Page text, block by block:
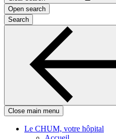
Open search
Search
Close main menu
Le CHUM, votre hôpital